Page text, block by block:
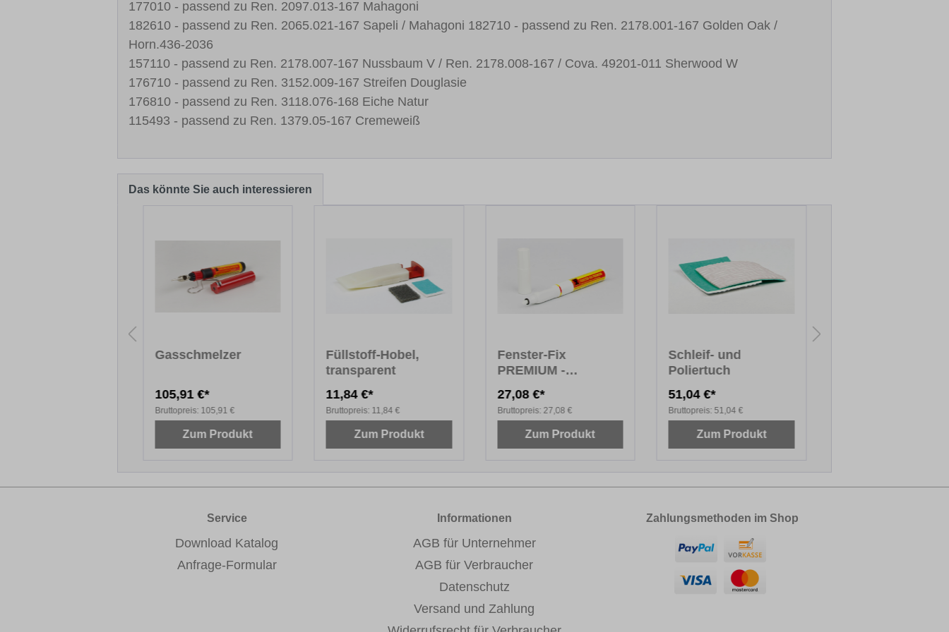
177010 - passend zu Ren. 2097.013-167 Mahagoni
182610 - passend zu Ren. 2065.021-167 Sapeli / Mahagoni 182710 - passend zu Ren. 2178.001-167 Golden Oak /
Horn.436-2036
157110 - passend zu Ren. 2178.007-167 Nussbaum V / Ren. 2178.008-167 / Cova. 49201-011 Sherwood W
176710 - passend zu Ren. 3152.009-167 Streifen Douglasie
176810 - passend zu Ren. 3118.076-168 Eiche Natur
115493 - passend zu Ren. 1379.05-167 Cremeweiß
Das könnte Sie auch interessieren
Gasschmelzer
105,91 €*
Bruttopreis: 105,91 €
Zum Produkt
Füllstoff-Hobel,
transparent
11,84 €*
Bruttopreis: 11,84 €
Zum Produkt
Fenster-Fix
PREMIUM -
27,08 €*
Bruttopreis: 27,08 €
Zum Produkt
Schleif- und
Poliertuch
51,04 €*
Bruttopreis: 51,04 €
Zum Produkt
Service
Download Katalog
Anfrage-Formular
Informationen
AGB für Unternehmer
AGB für Verbraucher
Datenschutz
Versand und Zahlung
Zahlungsmethoden im Shop